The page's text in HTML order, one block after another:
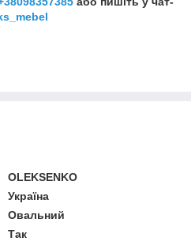
OLEKSENKO
Україна
Овальний
Так